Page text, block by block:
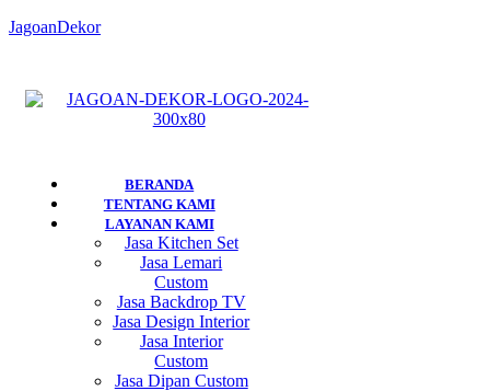
JagoanDekor
BERANDA
TENTANG KAMI
LAYANAN KAMI
Jasa Kitchen Set
Jasa Lemari
Custom
Jasa Backdrop TV
Jasa Design Interior
Jasa Interior
Custom
Jasa Dipan Custom